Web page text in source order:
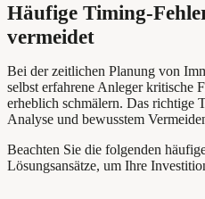
Häufige Timing-
vermeidet
Bei der zeitlichen Planung von
selbst erfahrene Anleger kritische
erheblich schmälern. Das richtige
Analyse und bewusstem
Beachten Sie die folgenden
Lösungsansätze, um Ihre